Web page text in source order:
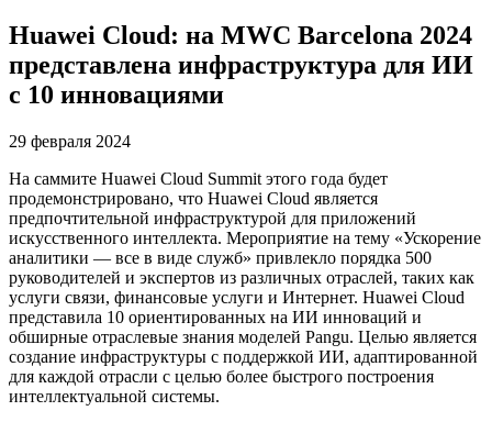
Huawei Cloud: на MWC Barcelona 2024
представлена инфраструктура для ИИ
с 10 инновациями
29 февраля 2024
На саммите Huawei Cloud Summit этого года будет
продемонстрировано, что Huawei Cloud является
предпочтительной инфраструктурой для приложений
искусственного интеллекта. Мероприятие на тему «Ускорение
аналитики — все в виде служб» привлекло порядка 500
руководителей и экспертов из различных отраслей, таких как
услуги связи, финансовые услуги и Интернет. Huawei Cloud
представила 10 ориентированных на ИИ инноваций и
обширные отраслевые знания моделей Pangu. Целью является
создание инфраструктуры с поддержкой ИИ, адаптированной
для каждой отрасли с целью более быстрого построения
интеллектуальной системы.